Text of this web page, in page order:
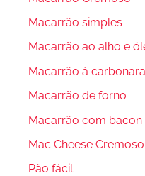
Macarrão simples
Macarrão ao alho e
Macarrão à carbonara
Macarrão de forno
Macarrão com
Mac Cheese Cremoso
Pão fácil